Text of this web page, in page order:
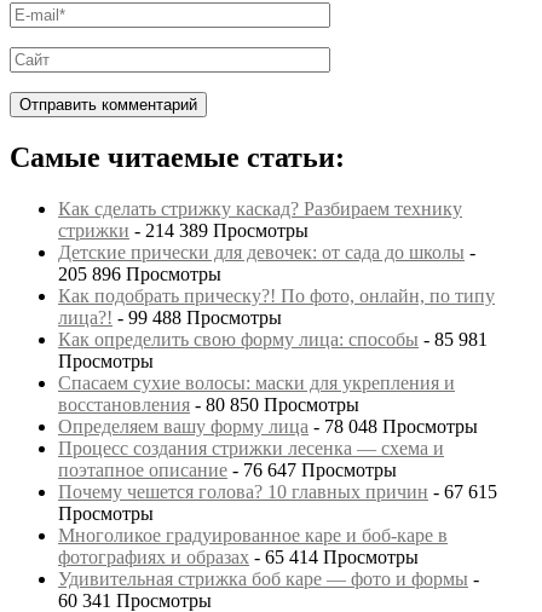
Самые читаемые статьи:
Как сделать стрижку каскад? Разбираем технику
стрижки - 214 389 Просмотры
Детские прически для девочек: от сада до школы -
205 896 Просмотры
Как подобрать прическу?! По фото, онлайн, по типу
лица?! - 99 488 Просмотры
Как определить свою форму лица: способы - 85 981
Просмотры
Спасаем сухие волосы: маски для укрепления и
восстановления - 80 850 Просмотры
Определяем вашу форму лица - 78 048 Просмотры
Процесс создания стрижки лесенка — схема и
поэтапное описание - 76 647 Просмотры
Почему чешется голова? 10 главных причин - 67 615
Просмотры
Многоликое градуированное каре и боб-каре в
фотографиях и образах - 65 414 Просмотры
Удивительная стрижка боб каре — фото и формы -
60 341 Просмотры